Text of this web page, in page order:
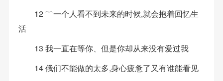
12 ﹌一个人看不到未来的时候,就会抱着回忆生
活
13 我一直在等你、但是你却从来没有爱过我
14 俄们不能做的太多,身心疲惫了又有谁能看见